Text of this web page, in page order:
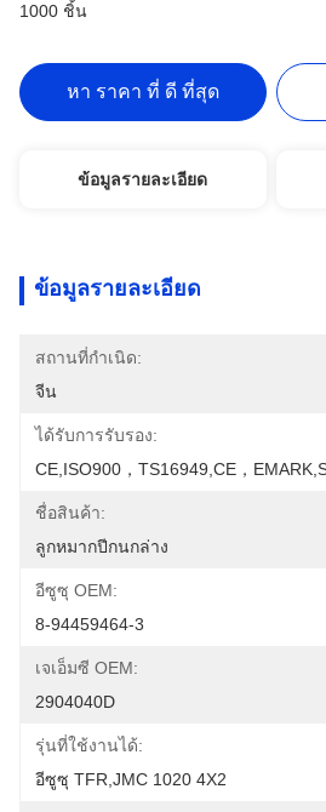
1000 ชิ้น
หา ราคา ที่ ดี ที่สุด
ข้อมูลรายละเอียด
ข้อมูลรายละเอียด
สถานที่กำเนิด:
จีน
ได้รับการรับรอง:
CE,ISO900，TS16949,CE，
ชื่อสินค้า:
ลูกหมากปีกนกล่าง
อีซูซุ OEM:
8-94459464-3
เจเอ็มซี OEM:
2904040D
รุ่นที่ใช้งานได้:
อีซูซุ TFR,JMC 1020 4X2